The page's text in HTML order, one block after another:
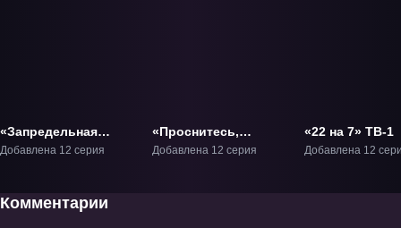
«Запредельная
четвёрка» ТВ-1
Добавлена 12 серия
«Проснитесь,
девушки!» ТВ-1
Добавлена 12 серия
«22 на 7» ТВ-1
Добавлена 12
Комментарии